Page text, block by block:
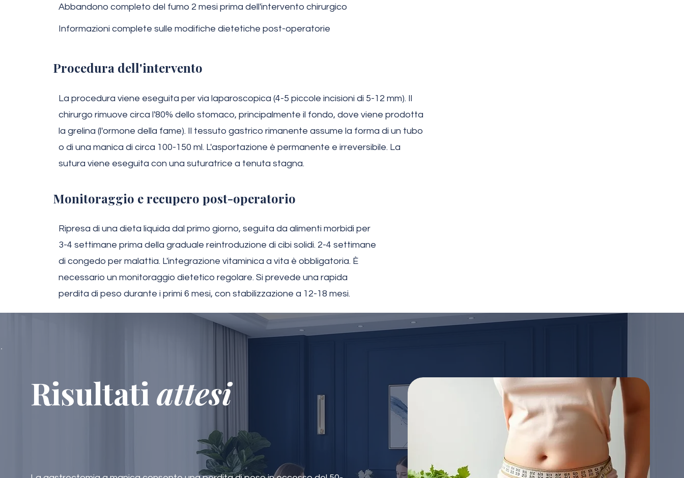
Abbandono completo del fumo 2 mesi prima dell'intervento chirurgico
Informazioni complete sulle modifiche dietetiche post-operatorie
Procedura dell'intervento
La procedura viene eseguita per via laparoscopica (4-5 piccole incisioni di 5-12 mm). Il
chirurgo rimuove circa l'80% dello stomaco, principalmente il fondo, dove viene prodotta
la grelina (l'ormone della fame). Il tessuto gastrico rimanente assume la forma di un tubo
o di una manica di circa 100-150 ml. L'asportazione è permanente e irreversibile. La
sutura viene eseguita con una suturatrice a tenuta stagna.
Monitoraggio e recupero post-operatorio
Ripresa di una dieta liquida dal primo giorno, seguita da alimenti morbidi per
3-4 settimane prima della graduale reintroduzione di cibi solidi. 2-4 settimane
di congedo per malattia. L'integrazione vitaminica a vita è obbligatoria. È
necessario un monitoraggio dietetico regolare. Si prevede una rapida
perdita di peso durante i primi 6 mesi, con stabilizzazione a 12-18 mesi.
Risultati attesi